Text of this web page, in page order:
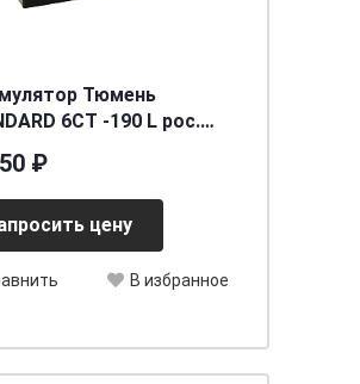
Тюмень
6СТ -190 L рос.
1300]
₽
цену
В избранное